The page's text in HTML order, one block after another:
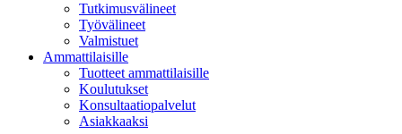
Tutkimusvälineet
Työvälineet
Valmistuet
Ammattilaisille
Tuotteet ammattilaisille
Koulutukset
Konsultaatiopalvelut
Asiakkaaksi